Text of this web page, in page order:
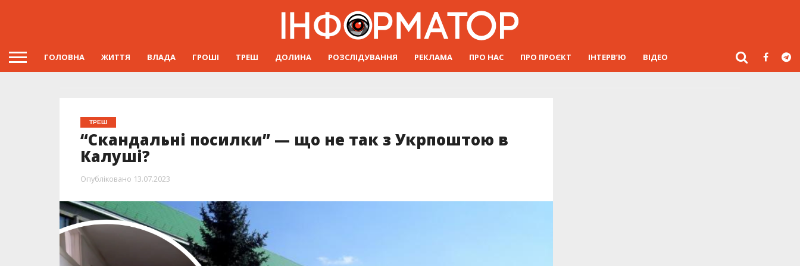
ГОЛОВНА ЖИТТЯ ВЛАДА ГРОШІ ТРЕШ ДОЛИНА РОЗСЛІДУВАННЯ РЕКЛАМА ПРО НАС ПРО ПРОЄКТ ІНТЕРВ’Ю ВІДЕО
ТРЕШ
“Скандальні посилки” — що не так з Укрпоштою в
Калуші?
Опубліковано 13.07.2023